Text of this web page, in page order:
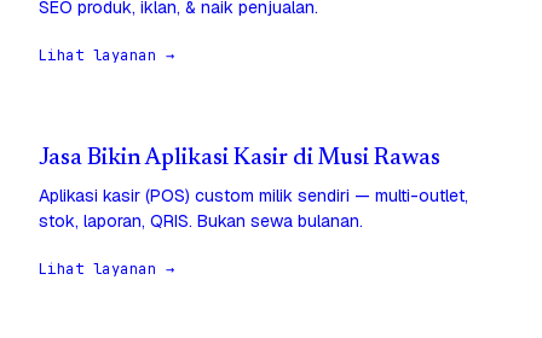
SEO produk, iklan, & naik penjualan.
Lihat layanan →
Jasa Bikin Aplikasi Kasir di Musi Rawas
Aplikasi kasir (POS) custom milik sendiri — multi-outlet,
stok, laporan, QRIS. Bukan sewa bulanan.
Lihat layanan →